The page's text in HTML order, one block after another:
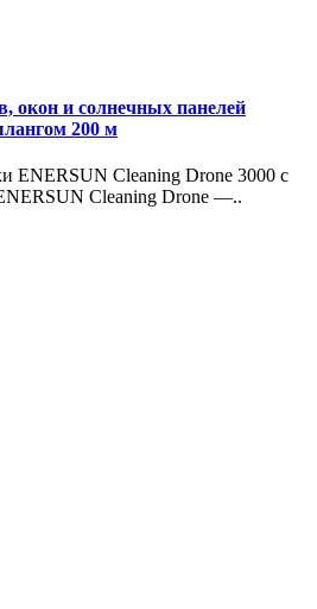
окон и солнечных панелей
200 м
ENERSUN Cleaning Drone 3000 с
Cleaning Drone —..